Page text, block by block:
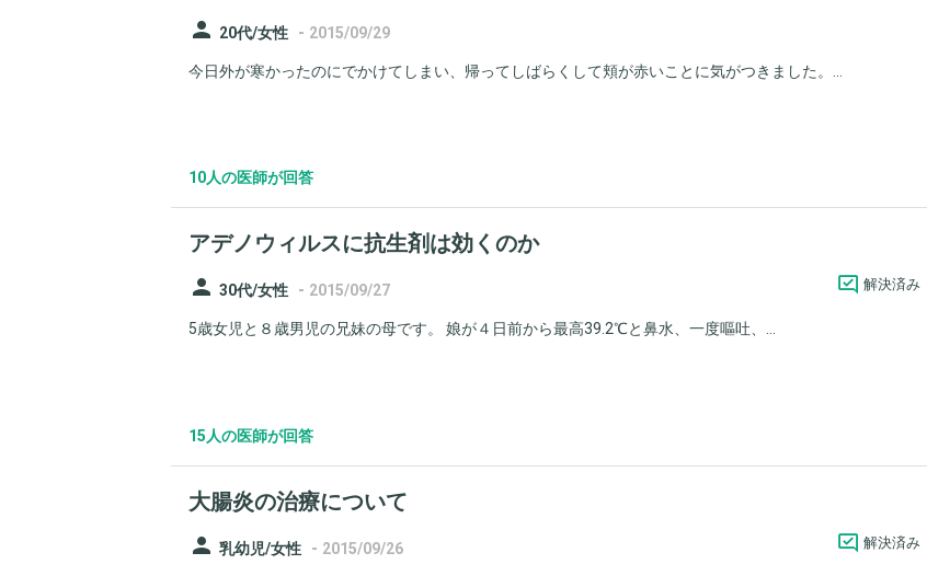
person 20代/女性 - 2015/09/29
今日外が寒かったのにでかけてしまい、帰ってしばらくして頬が赤いことに気がつきました。...
10人の医師が回答
アデノウィルスに抗生剤は効くのか
person 30代/女性 - 2015/09/27 解決済み
5歳女児と８歳男児の兄妹の母です。 娘が４日前から最高39.2℃と鼻水、一度嘔吐、...
15人の医師が回答
大腸炎の治療について
person 乳幼児/女性 - 2015/09/26 解決済み